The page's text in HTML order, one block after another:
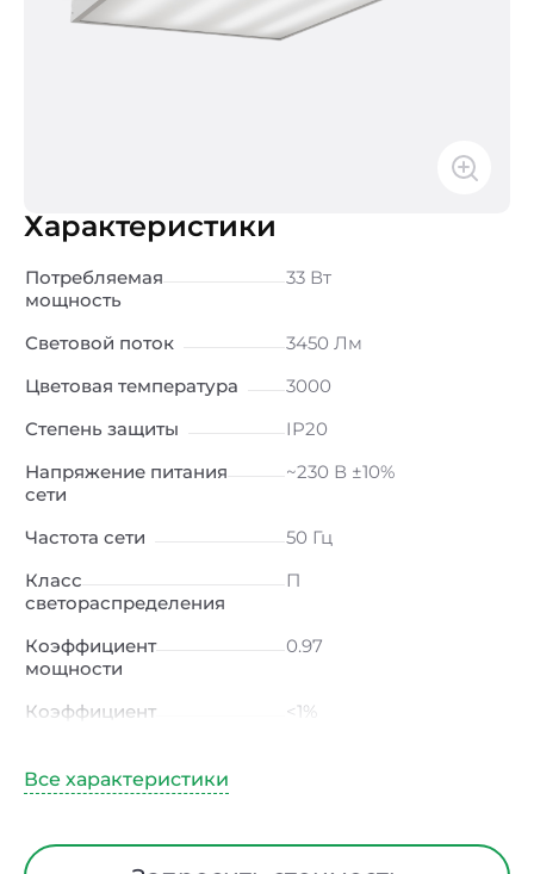
Характеристики
Потребляемая
мощность
33 Вт
Световой поток
3450 Лм
Цветовая температура
3000
Степень защиты
IP20
Напряжение питания
сети
~230 В ±10%
Частота сети
50 Гц
Класс
светораспределения
П
Коэффициент
мощности
0.97
Коэффициент
<1%
Индекс цветопередачи
Тип кривой силы света
Д (косинусная)